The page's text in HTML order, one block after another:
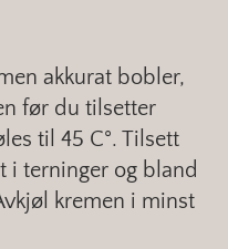
akkurat bobler,
før du tilsetter
til 45 C°. Tilsett
i terninger og bland
kremen i minst